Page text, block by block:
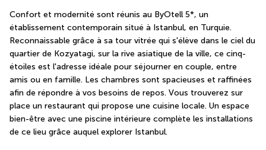
Confort et modernité sont réunis au ByOtell 5*, un
établissement contemporain situé à Istanbul, en Turquie.
Reconnaissable grâce à sa tour vitrée qui s'élève dans le ciel du
quartier de Kozyatagi, sur la rive asiatique de la ville, ce cinq-
étoiles est l'adresse idéale pour séjourner en couple, entre
amis ou en famille. Les chambres sont spacieuses et raffinées
afin de répondre à vos besoins de repos. Vous trouverez sur
place un restaurant qui propose une cuisine locale. Un espace
bien-être avec une piscine intérieure complète les installations
de ce lieu grâce auquel explorer Istanbul.